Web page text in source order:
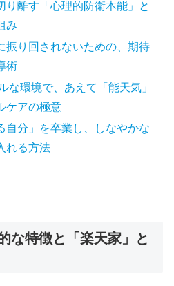
り離す「心理的防衛本能」と
み
振り回されないための、期待
術
な環境で、あえて「能天気」
ケアの極意
自分」を卒業し、しなやかな
れる方法
な特徴と「楽天家」と